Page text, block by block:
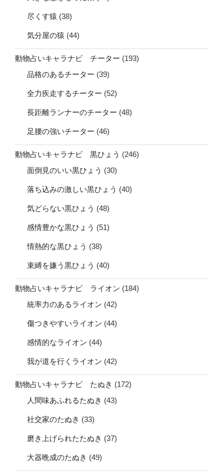
尽くす猿 (38)
気分屋の猿 (44)
動物占いキャラナビ チーター (193)
品格のあるチーター (39)
全力疾走するチーター (52)
長距離ランナーのチーター (48)
足腰の強いチーター (46)
動物占いキャラナビ 黒ひょう (246)
面倒見のいい黒ひょう (30)
落ち込みの激しい黒ひょう (40)
気どらない黒ひょう (48)
感情豊かな黒ひょう (51)
情熱的な黒ひょう (38)
束縛を嫌う黒ひょう (40)
動物占いキャラナビ ライオン (184)
統率力のあるライオン (42)
傷つきやすいライオン (44)
感情的なライオン (44)
我が道を行くライオン (42)
動物占いキャラナビ たぬき (172)
人間味あふれるたぬき (43)
社交家のたぬき (33)
磨き上げられたたぬき (37)
大器晩成のたぬき (49)